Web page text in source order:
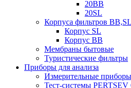
20BB
20SL
Корпуса фильтров BB,SL
Корпус SL
Корпус ВВ
Мембраны бытовые
Туристические фильтры
Приборы для анализа
Измерительные приборы
Тест-системы